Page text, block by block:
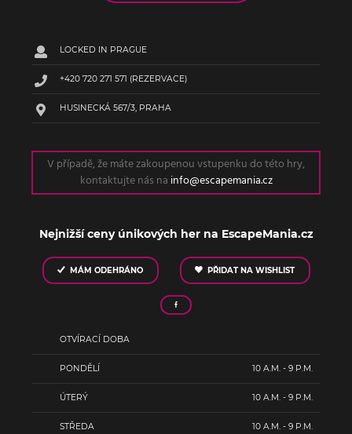
LOCKED IN PRAGUE
+420 720 271 571 (REZERVACE)
HUSINECKÁ 567/3, PRAHA
V případě, že máte zakoupenou vstupenku do této hry,
kontaktujte nás na info@escapemania.cz
Nejnižší ceny únikových her na EscapeMania.cz
MÁM ODEHRÁNO PŘIDAT NA WISHLIST
OTVÍRACÍ DOBA
PONDĚLÍ 10 A.M. - 9 P.M.
ÚTERÝ 10 A.M. - 9 P.M.
STŘEDA 10 A.M. - 9 P.M.